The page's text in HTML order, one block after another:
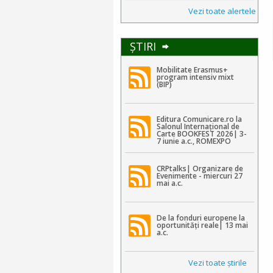
Vezi toate alertele
ŞTIRI
Mobilitate Erasmus+
program intensiv mixt
(BIP)
Editura Comunicare.ro la
Salonul Internațional de
Carte BOOKFEST 2026| 3-
7 iunie a.c., ROMEXPO
CRPtalks| Organizare de
Evenimente - miercuri 27
mai a.c.
De la fonduri europene la
oportunități reale| 13 mai
a.c.
Vezi toate ştirile